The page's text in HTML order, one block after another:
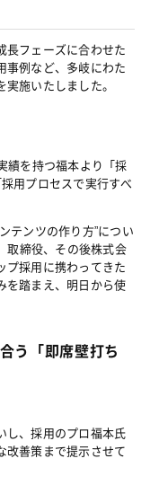
長フェーズに合わせた
事例など、多岐にわた
施いたしました。
績を持つ福本より「採
用プロセスで実行すべ
テンツの作り方”につい
取締役、その後株式会
プ採用に携わってきた
を踏まえ、明日から使
う「即席壁打ち
し、採用のプロ福本氏
改善策まで提示させて